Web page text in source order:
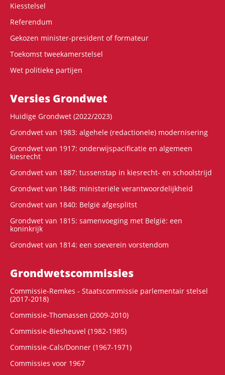
Kiesstelsel
Referendum
Gekozen minister-president of formateur
Toekomst tweekamerstelsel
Wet politieke partijen
Versies Grondwet
Huidige Grondwet (2022/2023)
Grondwet van 1983: algehele (redactionele) modernisering
Grondwet van 1917: onderwijspacificatie en algemeen
kiesrecht
Grondwet van 1887: tussenstap in kiesrecht- en schoolstrijd
Grondwet van 1848: ministeriële verantwoordelijkheid
Grondwet van 1840: België afgesplitst
Grondwet van 1815: samenvoeging met België: een
koninkrijk
Grondwet van 1814: een soeverein vorstendom
Grondwets­commissies
Commissie-Remkes - Staatscommissie parlementair stelsel
(2017-2018)
Commissie-Thomassen (2009-2010)
Commissie-Biesheuvel (1982-1985)
Commissie-Cals/Donner (1967-1971)
Commissies voor 1967